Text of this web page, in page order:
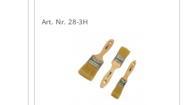
Art. Nr. 28-3H